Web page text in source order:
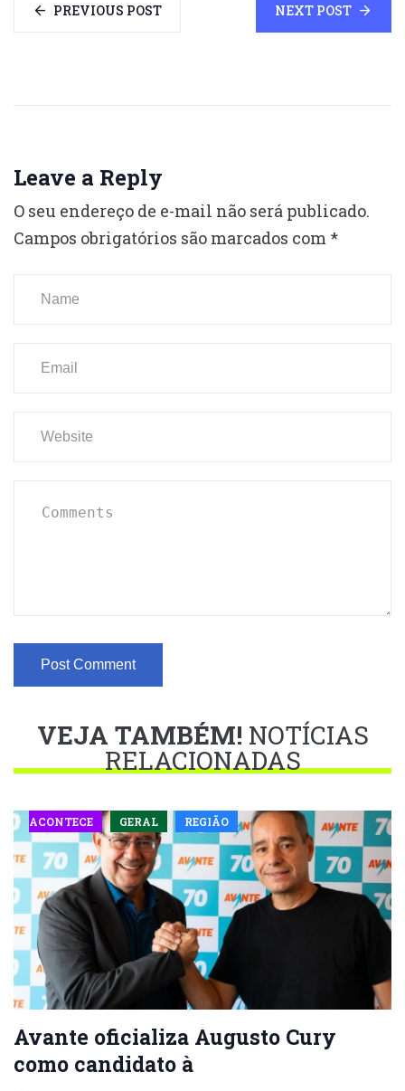
PREVIOUS POST NEXT POST
Leave a Reply
O seu endereço de e-mail não será publicado.
Campos obrigatórios são marcados com *
VEJA TAMBÉM! NOTÍCIAS
RELACIONADAS
ACONTECE GERAL REGIÃO
Avante oficializa Augusto Cury
como candidato à